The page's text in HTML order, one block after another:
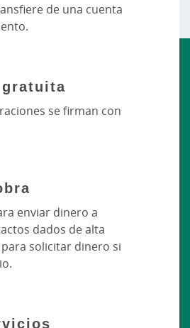
de una cuenta
se firman con
enviar dinero a
dados de alta
solicitar dinero si